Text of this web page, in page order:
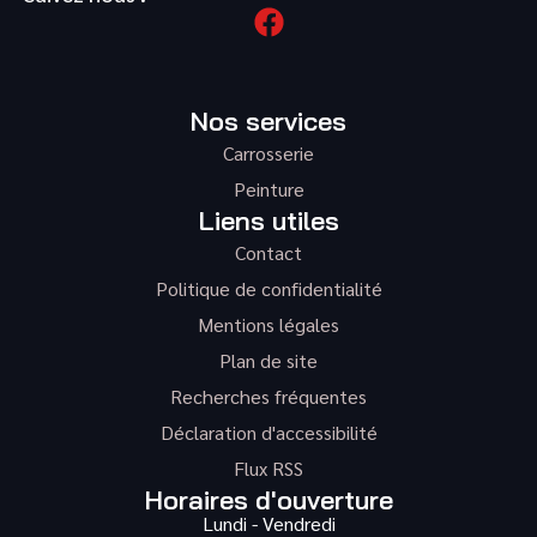
Nos services
Carrosserie
Peinture
Liens utiles
Contact
Politique de confidentialité
Mentions légales
Plan de site
Recherches fréquentes
Déclaration d'accessibilité
Flux RSS
Horaires d'ouverture
Lundi - Vendredi